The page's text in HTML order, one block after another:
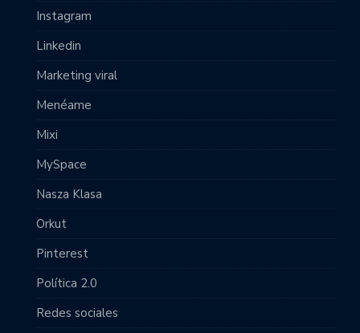
Instagram
Linkedin
Marketing viral
Menéame
Mixi
MySpace
Nasza Klasa
Orkut
Pinterest
Política 2.0
Redes sociales